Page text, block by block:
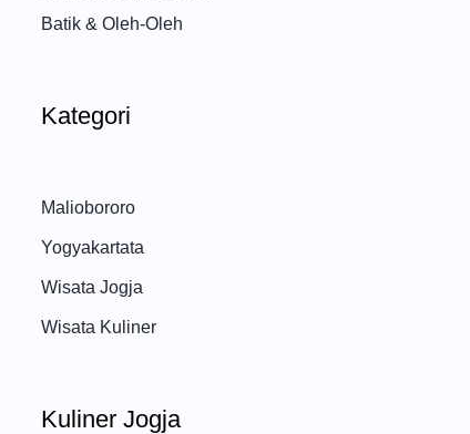
Batik & Oleh-Oleh
Kategori
Maliobororo
Yogyakartata
Wisata Jogja
Wisata Kuliner
Kuliner Jogja